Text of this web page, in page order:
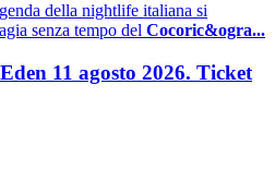
della nightlife italiana si
senza tempo del Cocoric&ogra...
11 agosto 2026. Ticket